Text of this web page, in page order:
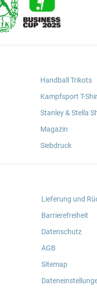
Handball Trikots
Kampfsport T-
Stanley & Stella
Magazin
Siebdruck
Lieferung und
Barrierefreiheit
Datenschutz
AGB
Sitemap